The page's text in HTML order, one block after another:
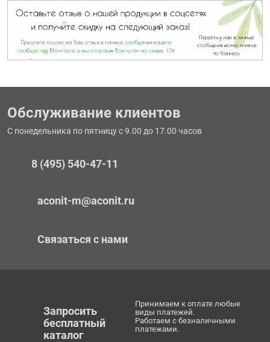
Обслуживание клиентов
С понедельника по пятницу с 9.00 до 17.00 часов
8 (495) 540-47-11
aconit-m@aconit.ru
Связаться с нами
Запросить
бесплатный
каталог
Принимаем к оплате любые
виды платежей.
Работаем с безналичными
платежами.